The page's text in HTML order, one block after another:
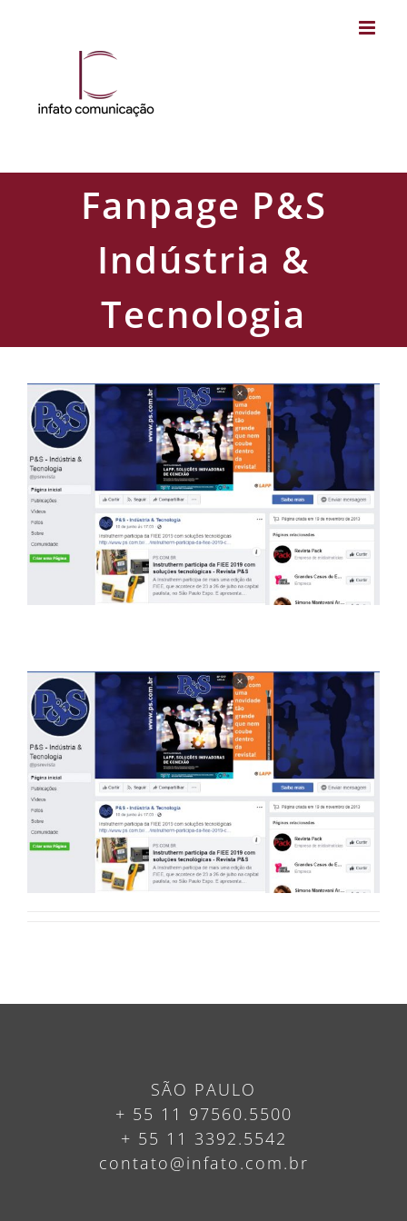
Fanpage P&S
Indústria &
Tecnologia
View
Larger
Image
SÃO PAULO
+ 55 11 97560.5500
+ 55 11 3392.5542
contato@infato.com.br